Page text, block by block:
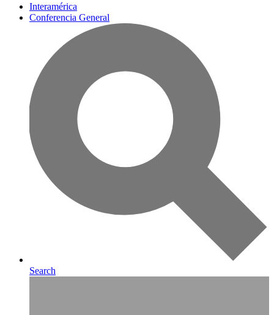
Interamérica
Conferencia General
Search